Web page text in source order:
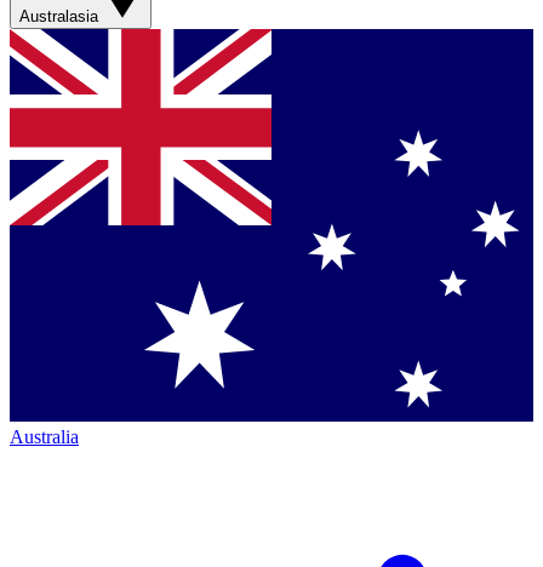
Australasia
Australia